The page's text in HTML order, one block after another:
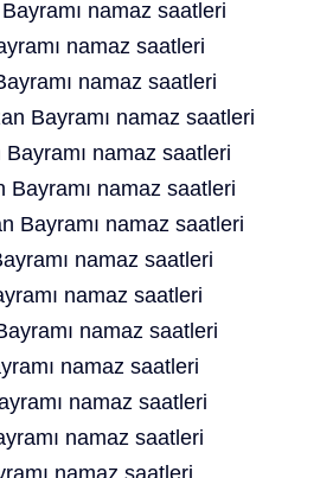
namaz saatleri
namaz saatleri
namaz saatleri
Bayramı namaz saatleri
namaz saatleri
Bayramı namaz saatleri
Bayramı namaz saatleri
namaz saatleri
namaz saatleri
namaz saatleri
namaz saatleri
namaz saatleri
namaz saatleri
namaz saatleri